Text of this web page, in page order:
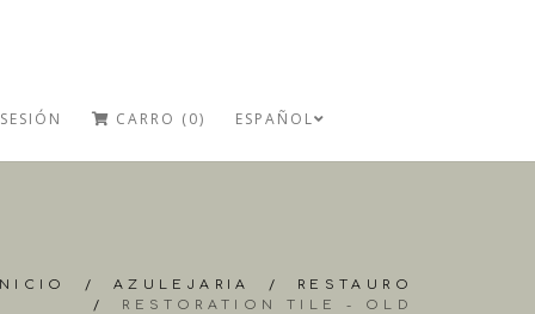
CARRO (0) ESPAÑOL
/ AZULEJARIA / RESTAURO
/ RESTORATION TILE - OLD